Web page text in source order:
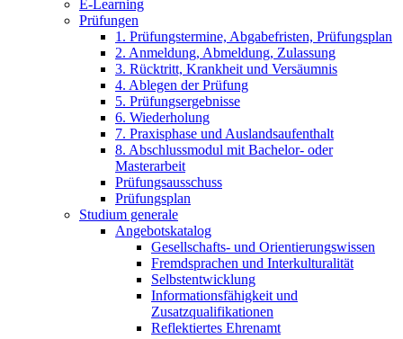
E-Learning
Prüfungen
1. Prüfungstermine, Abgabefristen, Prüfungsplan
2. Anmeldung, Abmeldung, Zulassung
3. Rücktritt, Krankheit und Versäumnis
4. Ablegen der Prüfung
5. Prüfungsergebnisse
6. Wiederholung
7. Praxisphase und Auslandsaufenthalt
8. Abschlussmodul mit Bachelor- oder
Masterarbeit
Prüfungsausschuss
Prüfungsplan
Studium generale
Angebotskatalog
Gesellschafts- und Orientierungswissen
Fremdsprachen und Interkulturalität
Selbstentwicklung
Informationsfähigkeit und
Zusatzqualifikationen
Reflektiertes Ehrenamt